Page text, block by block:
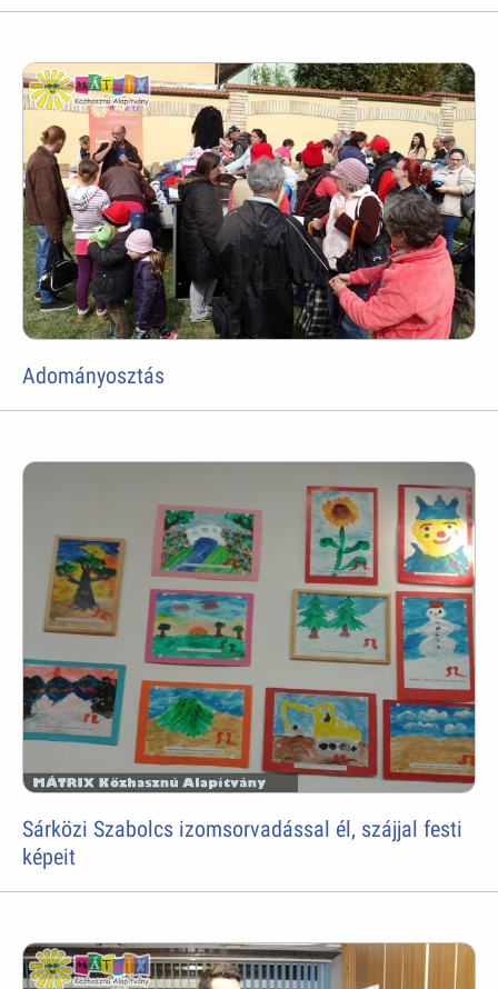
Adományosztás
Sárközi Szabolcs izomsorvadással él, szájjal festi
képeit